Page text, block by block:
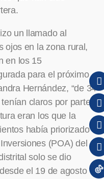
un llamado al
ojos en la zona rural,
en los 15
para el próximo
Hernández, “de 34
claros por parte
eran los que la
había priorizado
(POA) del
solo se dio
el 19 de agosto